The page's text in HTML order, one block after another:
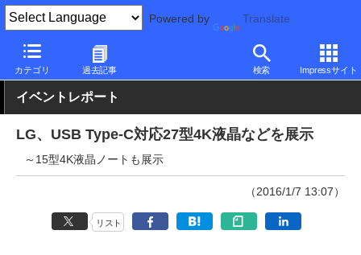
Powered by Translate
カテゴリ 過去記事 検索 Impressサイト
PC Watch 半導体/周辺機器
イベントレポート
LG、USB Type-C対応27型4K液晶などを展示
～15型4K液晶ノートも展示
（2016/1/7 13:07）
リスト